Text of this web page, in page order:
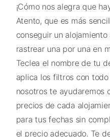
¡Cómo nos alegra que
Atento, que es más
conseguir un
rastrear una por una en
Teclea el nombre de tu
aplica los filtros con
nosotros te ayudaremos
precios de cada
para tus fechas sin
el precio adecuado. Te